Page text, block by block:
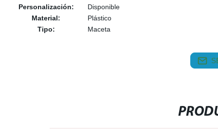
Personalización:
Disponible
Material:
Plástico
Tipo:
Maceta